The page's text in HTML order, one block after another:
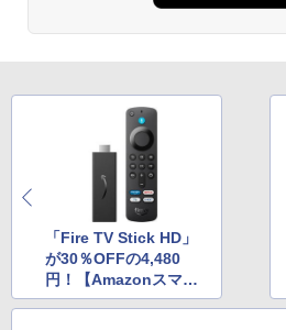
「Fire TV Stick HD」
が30％OFFの4,480
円！【Amazonスマイ
ルSALE 新生活FINA